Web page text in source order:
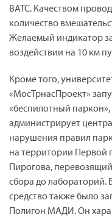
ВАТС. Качеством
количество
Желаемый индикатор
воздействии на 10 км
Кроме того,
«МосТрнасПроект»
«беспилотный
администрирует
нарушения правил
на территории Первой
Пирогова,
сбора до лабораторий.
средство также было
Полигон МАДИ. Он